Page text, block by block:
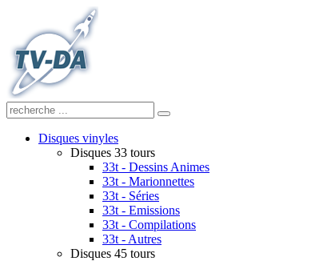
Disques vinyles
Disques 33 tours
33t - Dessins Animes
33t - Marionnettes
33t - Séries
33t - Emissions
33t - Compilations
33t - Autres
Disques 45 tours